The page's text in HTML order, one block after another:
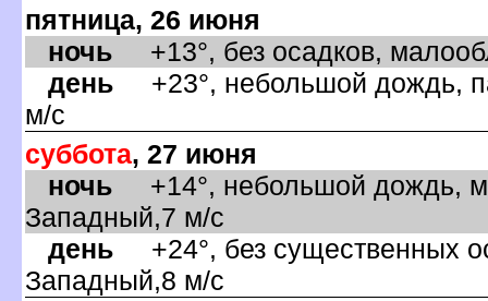
пятница, 26 июня
ночь +13°, без осадков,
день +23°, небольшой дождь,
м/с
суббота, 27 июня
ночь +14°, небольшой дождь,
Западный,7 м/с
день +24°, без существенных
Западный,8 м/с